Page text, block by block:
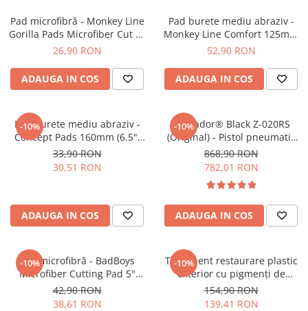
Pad microfibră - Monkey Line
Gorilla Pads Microfiber Cut N'
Polish Pad 80mm
26,90 RON
ADAUGA IN COS
Pad burete mediu abraziv -
Monkey Line Comfort 125mm
(5") Medium Polishing
52,90 RON
ADAUGA IN COS
-10%
Pad burete mediu abraziv -
Concept Pads 160mm (6.5")
Yellow Polishing Pad
33,90 RON
30,51 RON
ADAUGA IN COS
-10%
Tornador® Black Z-020RS
(Original) - Pistol pneumatic
pentru curățare
868,90 RON
782,01 RON
ADAUGA IN COS
-10%
Pad microfibră - BadBoys
Microfiber Cutting Pad 5"
(125mm)
42,90 RON
38,61 RON
-10%
Tratament restaurare plastic
exterior cu pigmenți de
carbon, 56ml - Solution Finish
Black Trim Restorer (56ml)
154,90 RON
139,41 RON